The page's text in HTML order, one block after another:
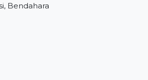
Bendahara